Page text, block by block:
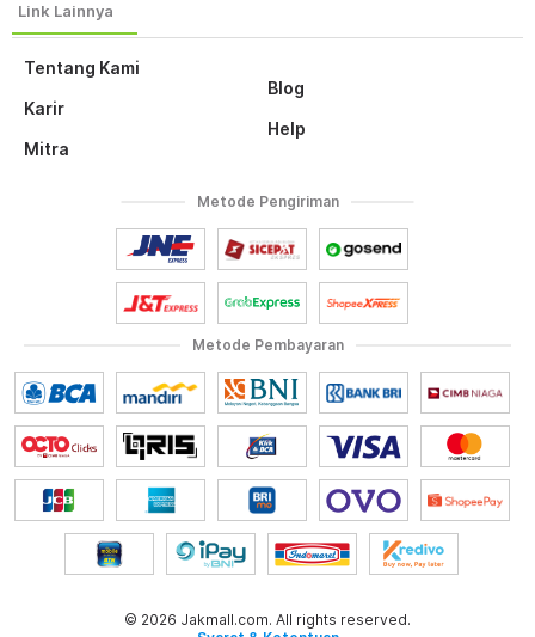
Tentang Kami
Karir
Mitra
Blog
Help
Metode Pembayaran
Metode Pengiriman
© 2026 Jakmall.com. All rights reserved.